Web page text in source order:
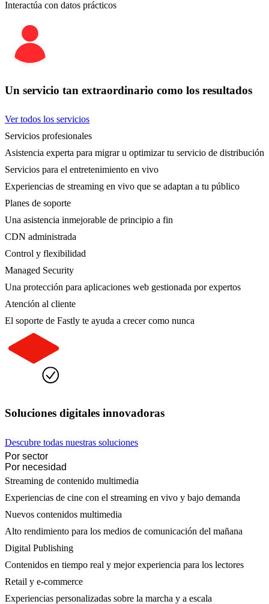
Interactúa con datos prácticos
Un servicio tan extraordinario como los resultados
Ver todos los servicios
Servicios profesionales
Asistencia experta para migrar u optimizar tu servicio de distribución
Servicios para el entretenimiento en vivo
Experiencias de streaming en vivo que se adaptan a tu público
Planes de soporte
Una asistencia inmejorable de principio a fin
CDN administrada
Control y flexibilidad
Managed Security
Una protección para aplicaciones web gestionada por expertos
Atención al cliente
El soporte de Fastly te ayuda a crecer como nunca
Soluciones digitales innovadoras
Descubre todas nuestras soluciones
Por sector
Por necesidad
Streaming de contenido multimedia
Experiencias de cine con el streaming en vivo y bajo demanda
Nuevos contenidos multimedia
Alto rendimiento para los medios de comunicación del mañana
Digital Publishing
Contenidos en tiempo real y mejor experiencia para los lectores
Retail y e-commerce
Experiencias personalizadas sobre la marcha y a escala